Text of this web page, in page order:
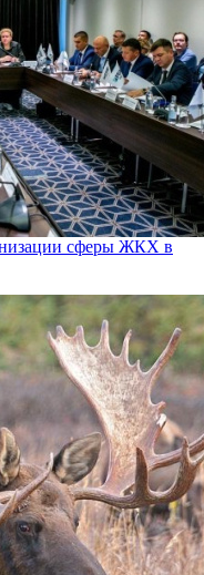
сферы ЖКХ в